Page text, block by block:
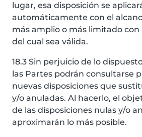
lugar, esa disposición se
automáticamente con el
más amplio o más limitado
del cual sea válida.
18.3 Sin perjuicio de lo
las Partes podrán consultarse
nuevas disposiciones que
y/o anuladas. Al hacerlo, el
de las disposiciones nulas y/o
aproximarán lo más posible.